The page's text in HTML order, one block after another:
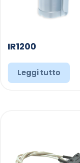
IR1200
Leggi tutto